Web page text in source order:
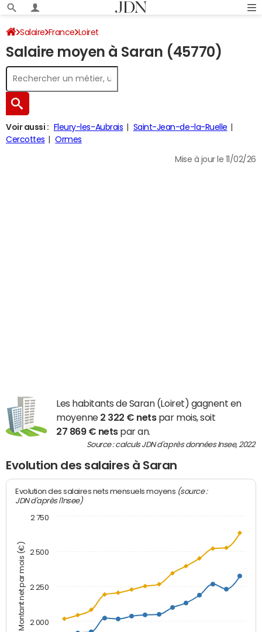
Salaire France Loiret
Salaire moyen à Saran (45770)
Voir aussi : Fleury-les-Aubrais
Saint-Jean-de-la-Ruelle
Cercottes
Ormes
Mise à jour le 11/02/26
Les habitants de Saran (Loiret) gagnent en
moyenne 2 322 € netspar mois, soit
27 869 € netspar an.
Source : calculs JDN d'après données Insee, 2022
Evolution des salaires à Saran
Montant net par mois (€)
Evolution des salaires nets mensuels moyens (source :
JDN d'après l'Insee)
2 000
2 250
2 500
2 750